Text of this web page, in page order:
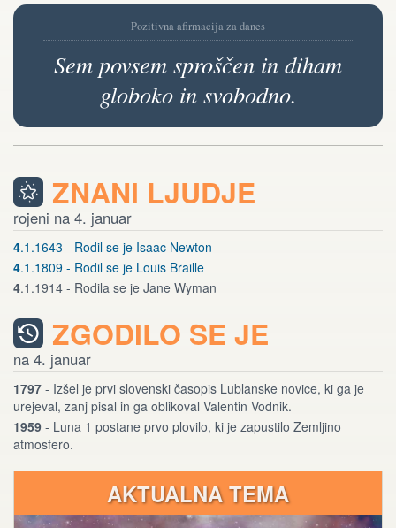
Pozitivna afirmacija za danes
Sem povsem sproščen in diham
globoko in svobodno.
ZNANI LJUDJE
rojeni na 4. januar
4.1.1643 - Rodil se je Isaac Newton
4.1.1809 - Rodil se je Louis Braille
4.1.1914 - Rodila se je Jane Wyman
ZGODILO SE JE
na 4. januar
1797 - Izšel je prvi slovenski časopis Lublanske novice, ki ga je
urejeval, zanj pisal in ga oblikoval Valentin Vodnik.
1959 - Luna 1 postane prvo plovilo, ki je zapustilo Zemljino
atmosfero.
AKTUALNA TEMA